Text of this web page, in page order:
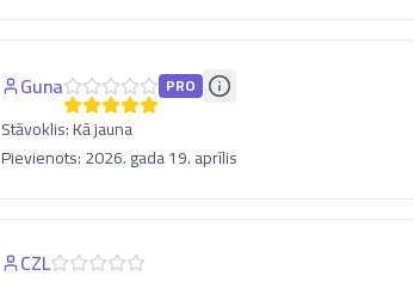
Guna PRO
Stāvoklis:Kā jauna
Pievienots:2026. gada 19. aprīlis
CZL